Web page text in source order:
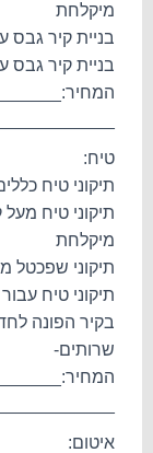
מיקלחת
בניית קיר
בניית קיר גבס
טיח:
תיקוני טיח
תיקוני טיח
מיקלחת
תיקוני שפכטל
תיקוני טיח עבור
בקיר הפונה
שרותים-
איטום: